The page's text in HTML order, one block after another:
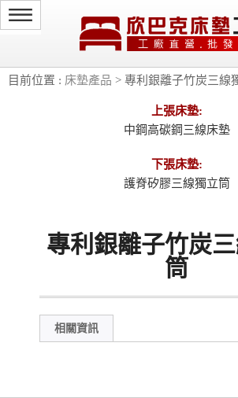
目前位置 : 床墊產品 > 專利銀離子竹炭三線
上張床墊:
中鋼高碳鋼三線床墊
下張床墊:
護脊矽膠三線獨立筒
專利銀離子竹炭
筒
相關資訊